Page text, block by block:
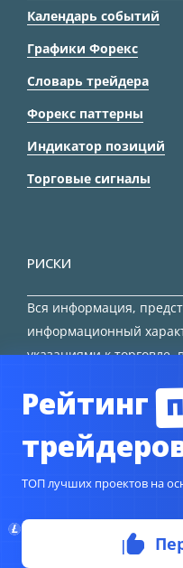
Календарь событий
Графики Форекс
Словарь трейдера
Форекс паттерны
Индикатор позиций
Торговые сигналы
РИСКИ
Вся информация,
информационный
указаниями к торговле,
© Copyright
Рейтинг
ТОП лучших проектов на